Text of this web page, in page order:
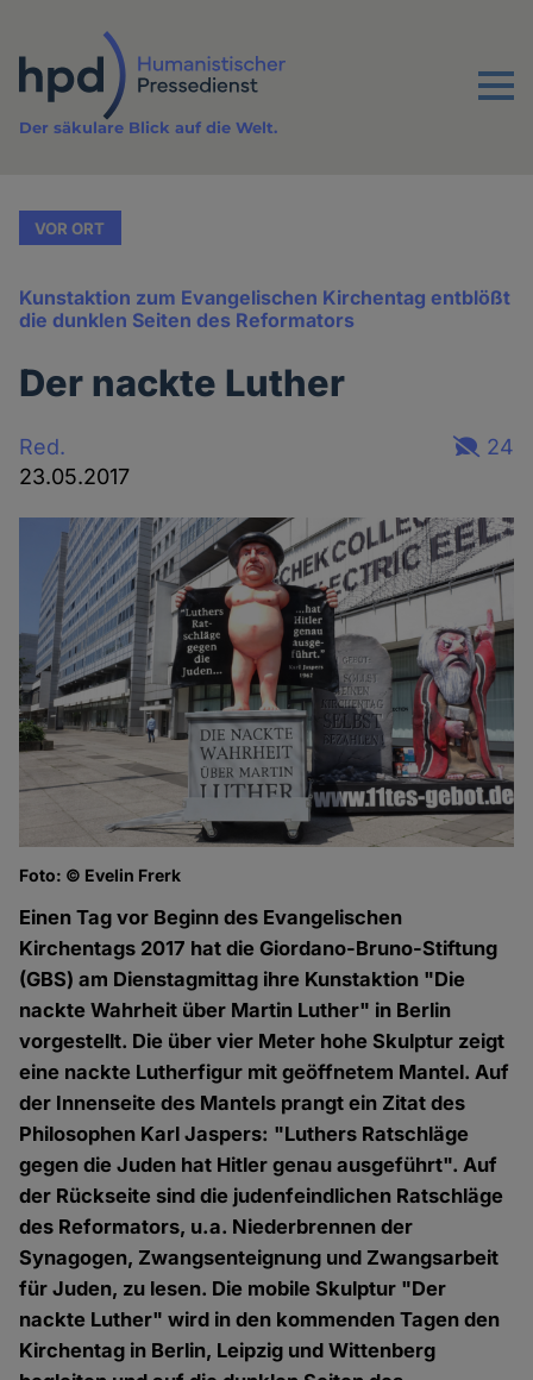
Inhalt
Menu
Der säkulare Blick auf die Welt.
VOR ORT
Kunstaktion zum Evangelischen Kirchentag entblößt
die dunklen Seiten des Reformators
Der nackte Luther
Red.
23.05.2017
24
Foto: © Evelin Frerk
Einen Tag vor Beginn des Evangelischen
Kirchentags 2017 hat die Giordano-Bruno-Stiftung
(GBS) am Dienstagmittag ihre Kunstaktion "Die
nackte Wahrheit über Martin Luther" in Berlin
vorgestellt. Die über vier Meter hohe Skulptur zeigt
eine nackte Lutherfigur mit geöffnetem Mantel. Auf
der Innenseite des Mantels prangt ein Zitat des
Philosophen Karl Jaspers: "Luthers Ratschläge
gegen die Juden hat Hitler genau ausgeführt". Auf
der Rückseite sind die judenfeindlichen Ratschläge
des Reformators, u.a. Niederbrennen der
Synagogen, Zwangsenteignung und Zwangsarbeit
für Juden, zu lesen. Die mobile Skulptur "Der
nackte Luther" wird in den kommenden Tagen den
Kirchentag in Berlin, Leipzig und Wittenberg